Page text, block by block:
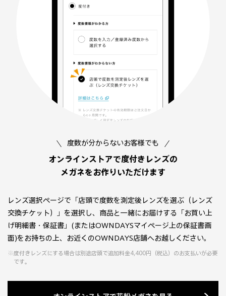
度数が分からないお客様でも
オンラインストアで度付きレンズの
メガネをお作りいただけます
レンズ選択ページで「店頭で度数を測定後レンズを選ぶ（レンズ
交換チケット）」を選択し、商品と一緒にお届けする「お買い上
げ明細書・保証書」(またはOWNDAYSマイページ上の保証書画
面)をお持ちの上、お近くのOWNDAYS店舗へお越しください。
※度付きレンズにする場合は別途店頭で追加料金4,400円（税込）のお支払いが必要
です。